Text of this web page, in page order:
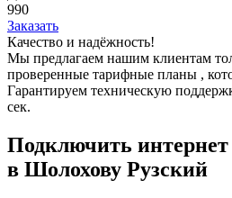
990
Заказать
Качество и надёжность!
Мы предлагаем нашим клиентам
проверенные тарифные планы ,
Гарантируем техническую
сек.
Подключить интернет
в Шолохову Рузский